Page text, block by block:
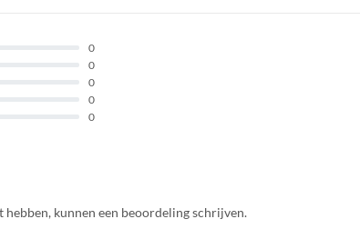
0
0
0
0
0
kunnen een beoordeling schrijven.